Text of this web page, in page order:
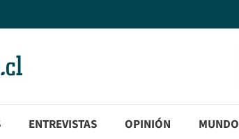
ENTREVISTAS OPINIÓN MUNDO